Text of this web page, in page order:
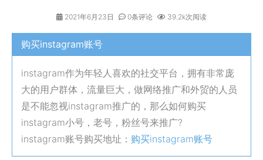
2021年6月23日 0条评论 39.2k次阅读
购买instagram账号
instagram作为年轻人喜欢的社交平台，拥有非常庞
大的用户群体，流量巨大，做网络推广和外贸的人员
是不能忽视instagram推广的，那么如何购买
instagram小号，老号，粉丝号来推广?
instagram账号购买地址： 购买instagram账号